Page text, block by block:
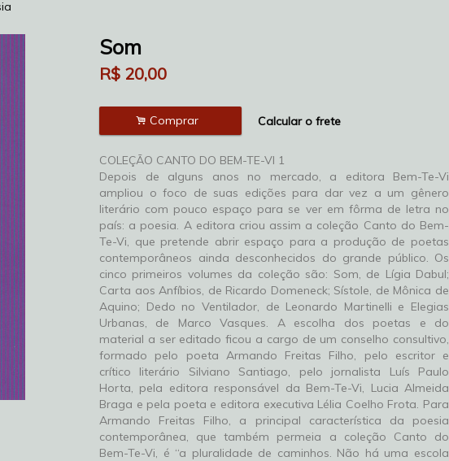
Som
R$ 20,00
. Comprar Calcular o frete
COLEÇÃO CANTO DO BEM-TE-VI 1
Depois de alguns anos no mercado, a editora Bem-Te-Vi
ampliou o foco de suas edições para dar vez a um gênero
literário com pouco espaço para se ver em fôrma de letra no
país: a poesia. A editora criou assim a coleção Canto do Bem-
Te-Vi, que pretende abrir espaço para a produção de poetas
contemporâneos ainda desconhecidos do grande público. Os
cinco primeiros volumes da coleção são: Som, de Lígia Dabul;
Carta aos Anfíbios, de Ricardo Domeneck; Sístole, de Mônica de
Aquino; Dedo no Ventilador, de Leonardo Martinelli e Elegias
Urbanas, de Marco Vasques. A escolha dos poetas e do
material a ser editado ficou a cargo de um conselho consultivo,
formado pelo poeta Armando Freitas Filho, pelo escritor e
crítico literário Silviano Santiago, pelo jornalista Luís Paulo
Horta, pela editora responsável da Bem-Te-Vi, Lucia Almeida
Braga e pela poeta e editora executiva Lélia Coelho Frota. Para
Armando Freitas Filho, a principal característica da poesia
contemporânea, que também permeia a coleção Canto do
Bem-Te-Vi, é “a pluralidade de caminhos. Não há uma escola